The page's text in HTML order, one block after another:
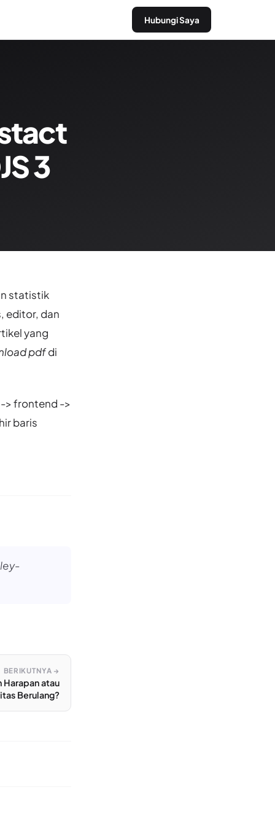
Hubungi Saya
3
statistik
editor, dan
yang
pdfdi
> frontend ->
baris
BERIKUTNYA →
Harapan atau
Berulang?